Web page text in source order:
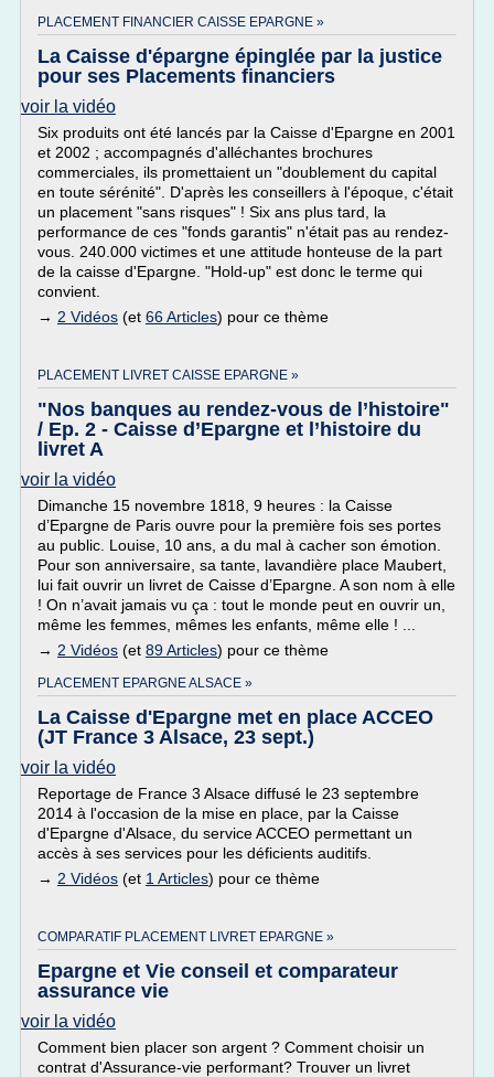
PLACEMENT FINANCIER CAISSE EPARGNE »
La Caisse d'épargne épinglée par la justice
pour ses Placements financiers
voir la vidéo
Six produits ont été lancés par la Caisse d'Epargne en 2001
et 2002 ; accompagnés d'alléchantes brochures
commerciales, ils promettaient un "doublement du capital
en toute sérénité". D'après les conseillers à l'époque, c'était
un placement "sans risques" ! Six ans plus tard, la
performance de ces "fonds garantis" n'était pas au rendez-
vous. 240.000 victimes et une attitude honteuse de la part
de la caisse d'Epargne. "Hold-up" est donc le terme qui
convient.
→ 2 Vidéos (et 66 Articles) pour ce thème
PLACEMENT LIVRET CAISSE EPARGNE »
"Nos banques au rendez-vous de l’histoire"
/ Ep. 2 - Caisse d’Epargne et l’histoire du
livret A
voir la vidéo
Dimanche 15 novembre 1818, 9 heures : la Caisse
d’Epargne de Paris ouvre pour la première fois ses portes
au public. Louise, 10 ans, a du mal à cacher son émotion.
Pour son anniversaire, sa tante, lavandière place Maubert,
lui fait ouvrir un livret de Caisse d’Epargne. A son nom à elle
! On n’avait jamais vu ça : tout le monde peut en ouvrir un,
même les femmes, mêmes les enfants, même elle ! ...
→ 2 Vidéos (et 89 Articles) pour ce thème
PLACEMENT EPARGNE ALSACE »
La Caisse d'Epargne met en place ACCEO
(JT France 3 Alsace, 23 sept.)
voir la vidéo
Reportage de France 3 Alsace diffusé le 23 septembre
2014 à l'occasion de la mise en place, par la Caisse
d'Epargne d'Alsace, du service ACCEO permettant un
accès à ses services pour les déficients auditifs.
→ 2 Vidéos (et 1 Articles) pour ce thème
COMPARATIF PLACEMENT LIVRET EPARGNE »
Epargne et Vie conseil et comparateur
assurance vie
voir la vidéo
Comment bien placer son argent ? Comment choisir un
contrat d'Assurance-vie performant? Trouver un livret